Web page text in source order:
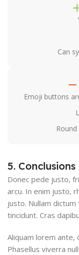
Can
Emoji buttons
5. Conclusions
Donec pede justo,
arcu. In enim justo,
justo. Nullam
tincidunt. Cras
Aliquam lorem ante,
Phasellus viverra